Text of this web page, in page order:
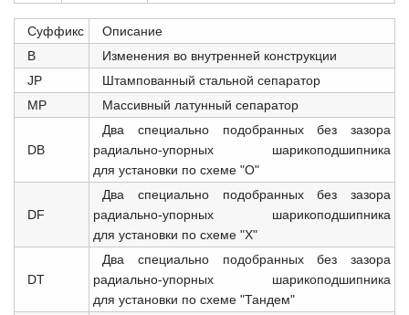
Суффикс
Описание
B
Изменения во внутренней конструкции
JP
Штампованный стальной сепаратор
MP
Массивный латунный сепаратор
DB
Два специально подобранных без зазора
радиально-упорных шарикоподшипника
для установки по схеме "О"
DF
Два специально подобранных без зазора
радиально-упорных шарикоподшипника
для установки по схеме "X"
DT
Два специально подобранных без зазора
радиально-упорных шарикоподшипника
для установки по схеме "Тандем"